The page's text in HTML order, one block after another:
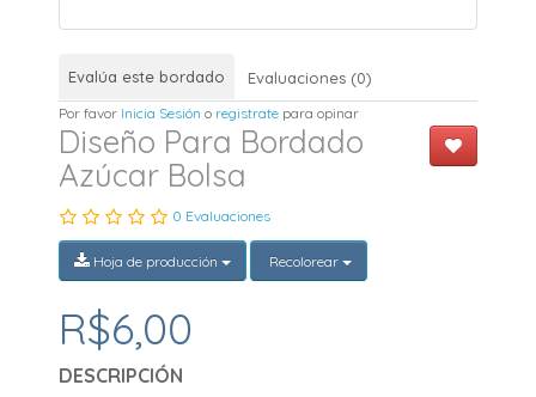
Evalúa este bordado Evaluaciones (0)
Por favor Inicia Sesión o registrate para opinar
Diseño Para Bordado
Azúcar Bolsa
0 Evaluaciones
Hoja de producción Recolorear
R$6,00
DESCRIPCIÓN